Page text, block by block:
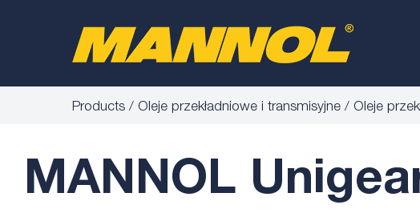
Products Oleje przekładniowe i transmisyjne Oleje
MANNOL